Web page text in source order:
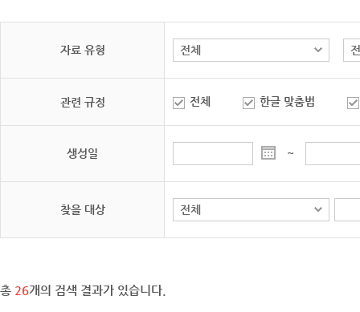
자료 유형
관련 규정 전체 한글 맞춤법
생성일 ~
찾을 대상
총 26개의 검색 결과가 있습니다.